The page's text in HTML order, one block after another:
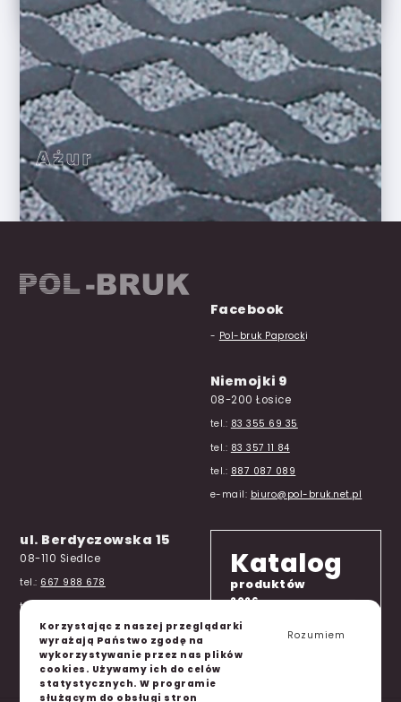
Ażur
Facebook
- Pol-bruk Paprocki
Niemojki 9
08-200 Łosice
tel.: 83 355 69 35
tel.: 83 357 11 84
tel.: 887 087 089
e-mail: biuro@pol-bruk.net.pl
ul. Berdyczowska 15
08-110 Siedlce
tel.: 667 988 678
tel.:
e-mail: beton@pol-bruk.net.pl
Katalog
produktów
2026
Korzystając z naszej przeglądarki
wyrażają Państwo zgodę na
wykorzystywanie przez nas plików
cookies. Używamy ich do celów
statystycznych. W programie
służącym do obsługi stron
Rozumiem